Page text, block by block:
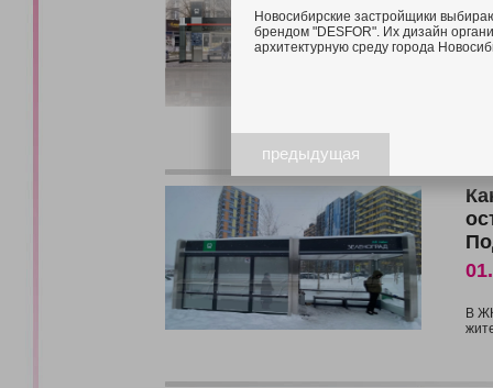
В
Новосибирские застройщики
брендом "DESFOR". Их дизайн
архитектурную среду города
предыдущая